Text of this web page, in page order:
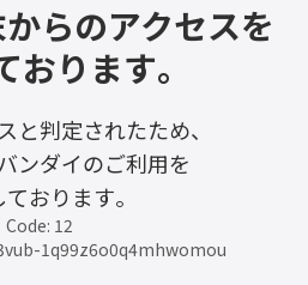
らのアクセスを
おります。
と判定されたため、
ンダイのご利用を
おります。
Code: 12
1q99z6o0q4mhwomou